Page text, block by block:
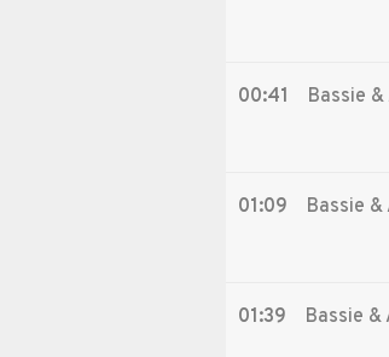
00:41 Bassie
01:09 Bassie
01:39 Bassie